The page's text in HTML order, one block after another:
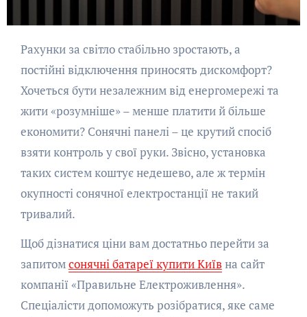
Рахунки за світло стабільно зростають, а
постійні відключення приносять дискомфорт?
Хочеться бути незалежним від енергомережі та
жити «розумніше» – менше платити й більше
економити? Сонячні панелі – це крутий спосіб
взяти контроль у свої руки. Звісно, установка
таких систем коштує недешево, але ж термін
окупності сонячної електростанції не такий
тривалий.
Щоб дізнатися ціни вам достатньо перейти за
запитомсонячні батареї купити Київна сайт
компанії «Правильне Електроживлення».
Спеціалісти допоможуть розібратися, яке саме